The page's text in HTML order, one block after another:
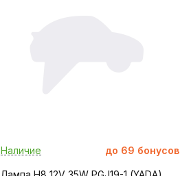
Наличие до 69 бонусов